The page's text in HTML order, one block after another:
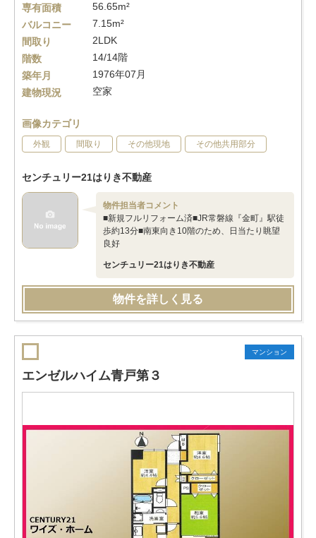
専有面積
56.65m²
バルコニー
7.15m²
間取り
2LDK
階数
14/14階
築年月
1976年07月
建物現況
空家
画像カテゴリ
外観 間取り その他現地 その他共用部分
センチュリー21はりき不動産
物件担当者コメント
■新規フルリフォーム済■JR常磐線『金町』駅徒
歩約13分■南東向き10階のため、日当たり眺望
良好
センチュリー21はりき不動産
物件を詳しく見る
マンション
エンゼルハイム青戸第３